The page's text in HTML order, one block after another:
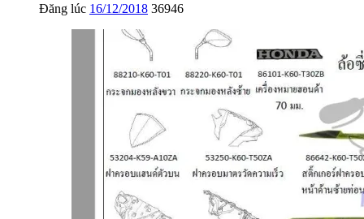
Đăng lúc 16/12/2018 36946